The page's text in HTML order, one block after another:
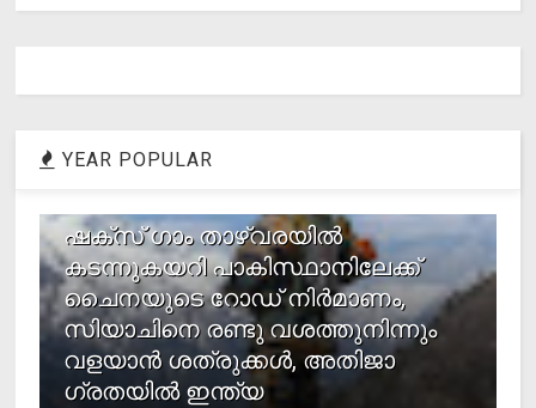
YEAR POPULAR
ഷക്സ് ​ഗാം താഴ്‌വരയിൽ
കടന്നുകയറി പാകിസ്ഥാനിലേക്ക്
ചൈനയുടെ റോഡ് നിർമാണം,
സിയാചിനെ രണ്ടു വശത്തുനിന്നും
വളയാൻ ശത്രുക്കൾ, അതിജാ​
ഗ്രതയിൽ ഇന്ത്യ